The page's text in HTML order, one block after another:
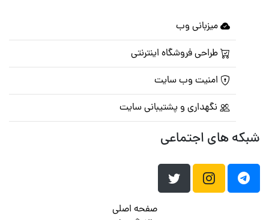
میزبانی وب
طراحی فروشگاه اینترنتی
امنیت وب سایت
نگهداری و پشتیبانی سایت
شبکه های اجتماعی
صفحه اصلی